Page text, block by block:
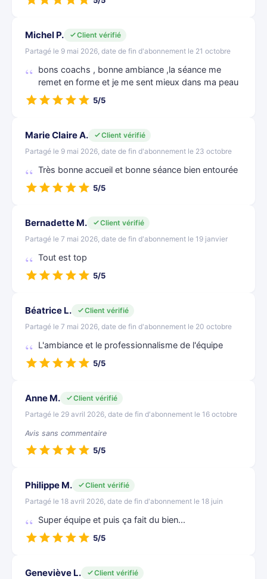
Michel P.
Client vérifié
Partagé le 9 mai 2026, date de fin d'abonnement le 21 octobre
bons coachs , bonne ambiance ,la séance me
remet en forme et je me sent mieux dans ma peau
5/5
Marie Claire A.
Client vérifié
Partagé le 9 mai 2026, date de fin d'abonnement le 23 octobre
Très bonne accueil et bonne séance bien entourée
5/5
Bernadette M.
Client vérifié
Partagé le 7 mai 2026, date de fin d'abonnement le 19 janvier
Tout est top
5/5
Béatrice L.
Client vérifié
Partagé le 7 mai 2026, date de fin d'abonnement le 20 octobre
L'ambiance et le professionnalisme de l'équipe
5/5
Anne M.
Client vérifié
Partagé le 29 avril 2026, date de fin d'abonnement le 16 octobre
Avis sans commentaire
5/5
Philippe M.
Client vérifié
Partagé le 18 avril 2026, date de fin d'abonnement le 18 juin
Super équipe et puis ça fait du bien...
5/5
Geneviève L.
Client vérifié